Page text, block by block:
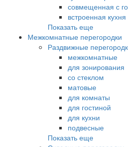
совмещенная с
встроенная кухня
Показать еще
Межкомнатные перегородки
Раздвижные
межкомнатные
для зонирования
со стеклом
матовые
для комнаты
для гостиной
для кухни
подвесные
Показать еще